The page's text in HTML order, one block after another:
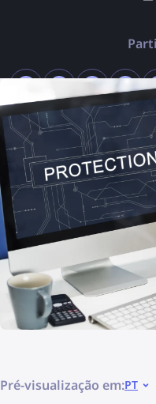
Pré-visualização em:PT